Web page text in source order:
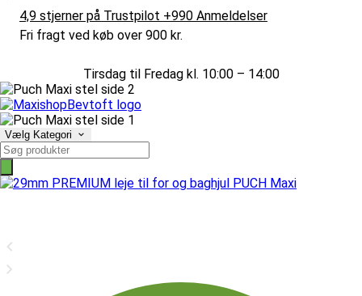
4,9 stjerner på Trustpilot +990 Anmeldelser
Fri fragt ved køb over 900 kr.
Tirsdag til Fredag kl. 10:00 – 14:00
Vælg Kategori
Products
search